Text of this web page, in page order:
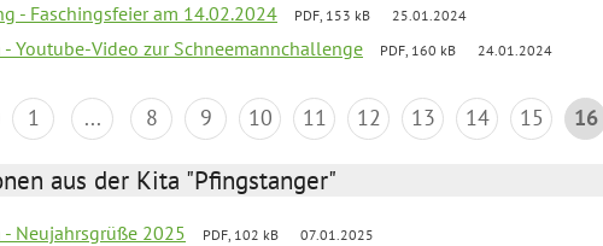
- Faschingsfeier am 14.02.2024 PDF, 153 kB 25.01.2024
Youtube-Video zur Schneemannchallenge PDF, 160 kB 24.01.2024
1 ... 8 9 10 11 12 13 14 15 16
aus der Kita "Pfingstanger"
Neujahrsgrüße 2025 PDF, 102 kB 07.01.2025